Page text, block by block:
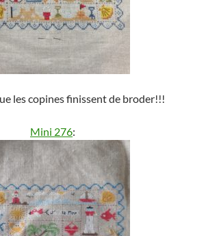
les copines finissent de broder!!!
Mini 276: